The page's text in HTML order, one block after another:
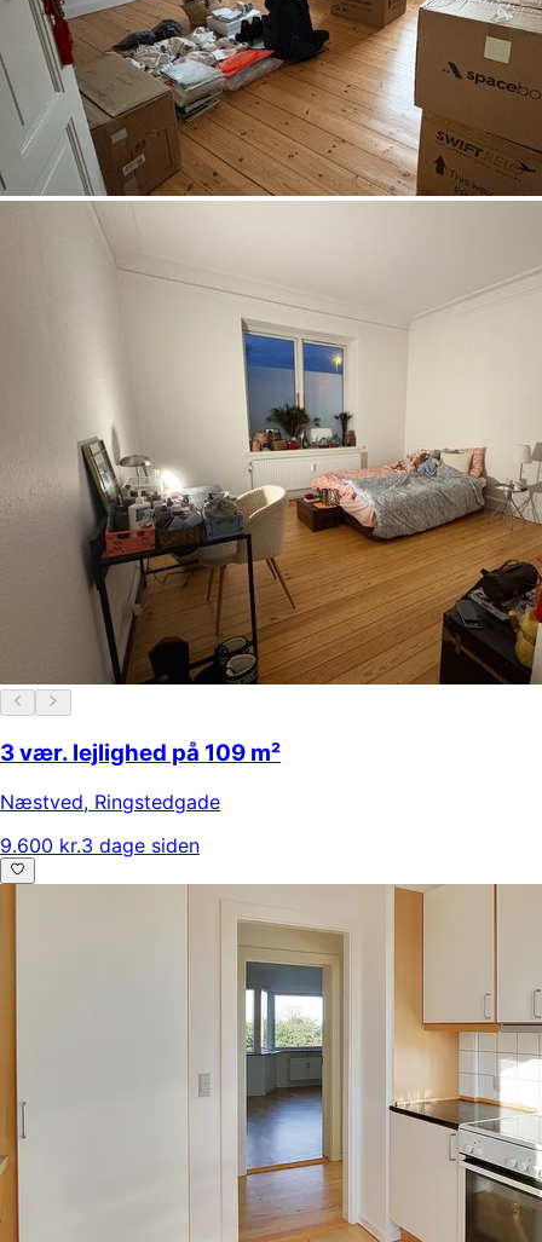
3 vær. lejlighed på 109 m²
Næstved, Ringstedgade
9.600 kr.3 dage siden